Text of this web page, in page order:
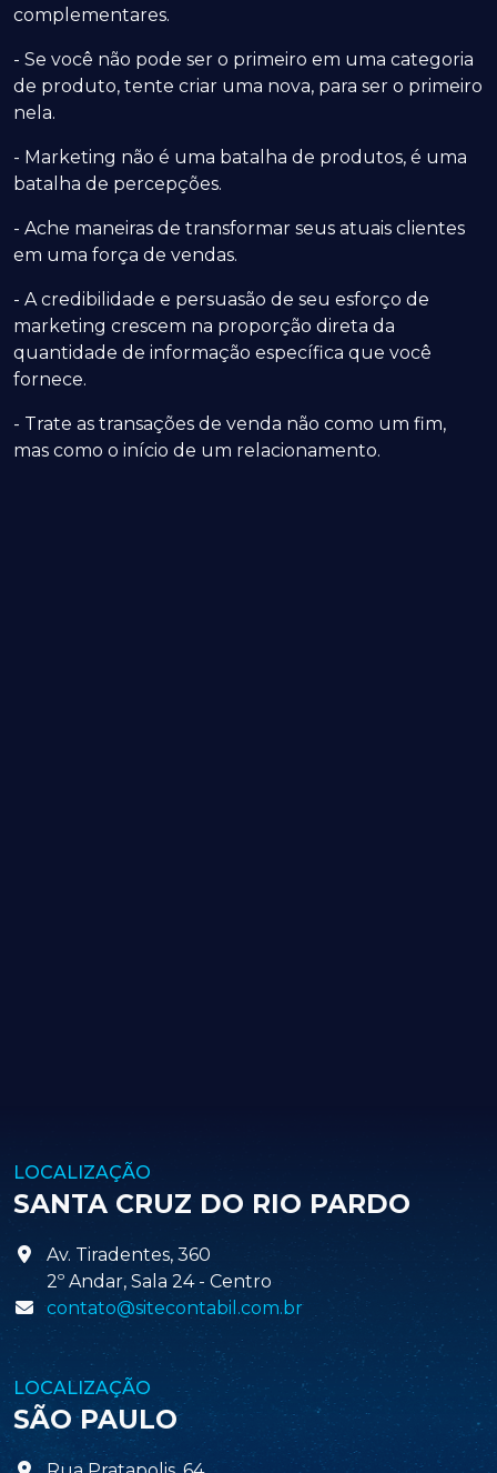
complementares.
- Se você não pode ser o primeiro em uma categoria
de produto, tente criar uma nova, para ser o primeiro
nela.
- Marketing não é uma batalha de produtos, é uma
batalha de percepções.
- Ache maneiras de transformar seus atuais clientes
em uma força de vendas.
- A credibilidade e persuasão de seu esforço de
marketing crescem na proporção direta da
quantidade de informação específica que você
fornece.
- Trate as transações de venda não como um fim,
mas como o início de um relacionamento.
LOCALIZAÇÃO
SANTA CRUZ DO RIO PARDO
Av. Tiradentes, 360
2º Andar, Sala 24 - Centro
contato@sitecontabil.com.br
LOCALIZAÇÃO
SÃO PAULO